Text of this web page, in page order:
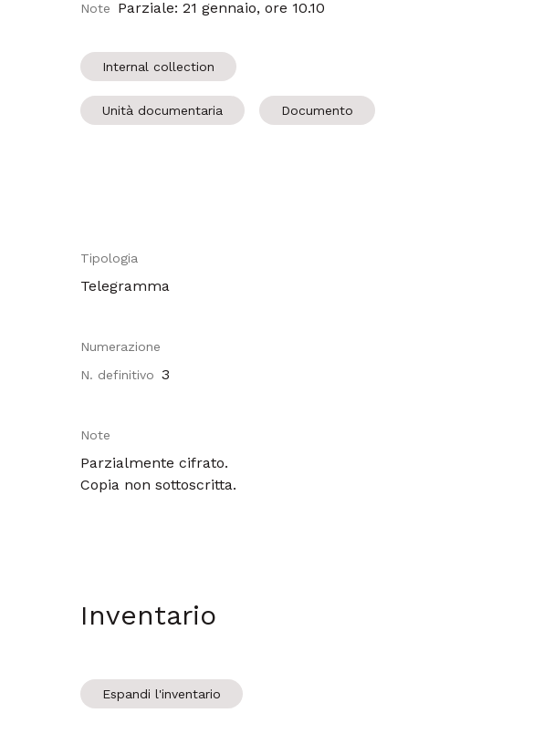
Note Parziale: 21 gennaio, ore 10.10
Internal collection
Unità documentaria Documento
Tipologia
Telegramma
Numerazione
N. definitivo 3
Note
Parzialmente cifrato.
Copia non sottoscritta.
Inventario
Espandi l'inventario